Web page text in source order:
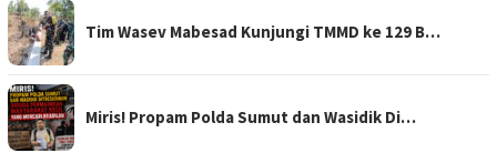
Tim Wasev Mabesad Kunjungi TMMD ke 129 B…
Miris! Propam Polda Sumut dan Wasidik Di…